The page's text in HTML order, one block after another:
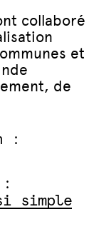
collaboré
et
de
:
:
simple